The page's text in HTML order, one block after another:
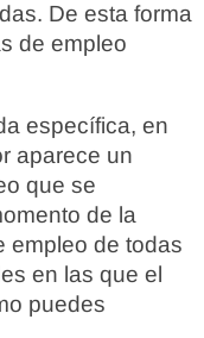
De esta forma
de empleo
específica, en
aparece un
que se
de la
empleo de todas
en las que el
puedes